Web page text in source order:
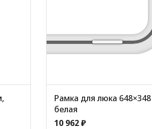
Рамка для люка
белая
10 962 ₽